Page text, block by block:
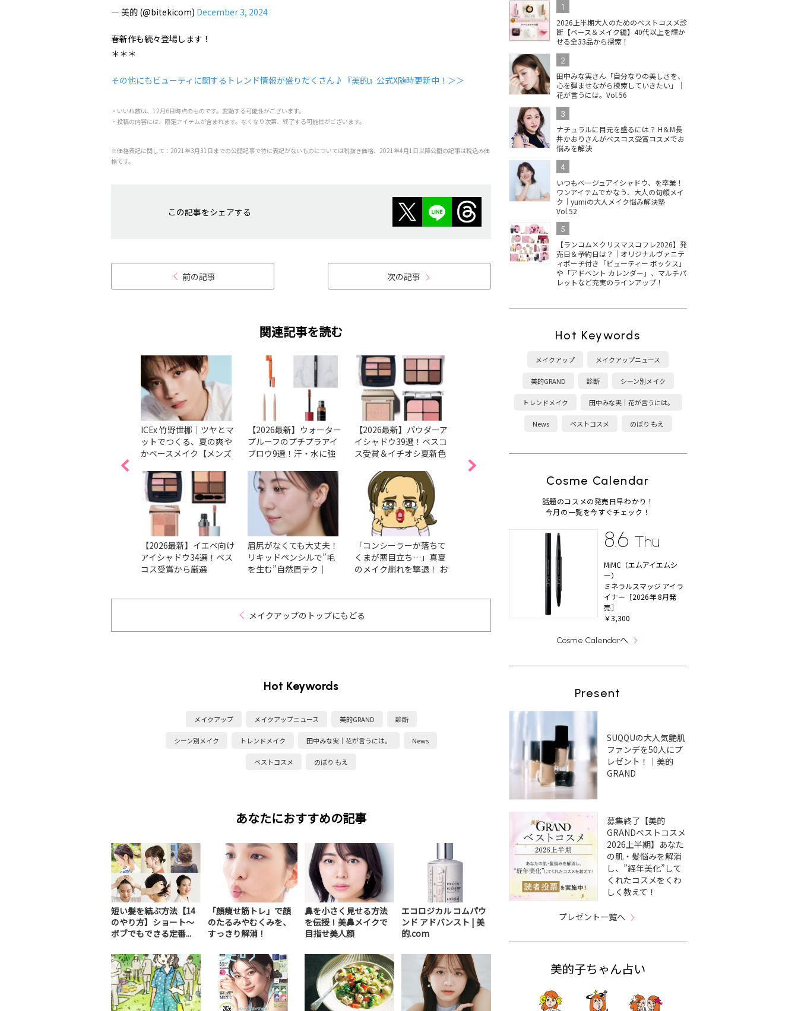
— 美的 (@bitekicom) December 3, 2024
春新作も続々登場します！
＊＊＊
その他にもビューティに関するトレンド情報が盛りだくさん♪『美的』公式X随時更新中！＞＞
・いいね数は、12月6日時点のものです。変動する可能性がございます。
・投稿の内容には、限定アイテムが含まれます。なくなり次第、終了する可能性がございます。
※価格表記に関して：2021年3月31日までの公開記事で特に表記がないものについては税抜き価格、2021年4月1日以降公開の記事は税込み価
格です。
この記事をシェアする
前の記事 次の記事
関連記事を読む
ICEx 竹野世梛｜ツヤとマ
ットでつくる、夏の爽や
かベースメイク【メンズ
【2026最新】イエベ向け
アイシャドウ34選！ベス
コス受賞から厳選
【2026最新】ウォーター
プルーフのプチプラアイ
ブロウ9選！汗・水に強
眉尻がなくても大丈夫！
リキッドペンシルで”毛
を生む”自然眉テク｜
【2026最新】パウダーア
イシャドウ39選！ベスコ
ス受賞＆イチオシ夏新色
「コンシーラーが落ちて
くまが悪目立ち…」真夏
のメイク崩れを撃退！ お
美容賢者が選ぶ2026美的
化ベスコス【ベースメイ
ク部門】この春夏のベー
スメイクの最適解が今こ
ク」おすすめアイテム＆
夏デートにぴったり♡ お
れる薄フォギー肌の作り
が提案
【2026最新】ブルべ向け
選！ベスコスから厳選
スコス受賞＆秋新色から
ALL2,200円以下の人気お
すすめ
メイクアップのトップにもどる
Hot Keywords
メイクアップ メイクアップニュース 美的GRAND 診断
シーン別メイク トレンドメイク 田中みな実｜花が言うには。 News
ベストコスメ のぼり もえ
あなたにおすすめの記事
短い髪を結ぶ方法【14
のやり方】ショート～
ボブでもできる定番...
「顔痩せ筋トレ」で顔
のたるみやむくみを、
すっきり解消！
鼻を小さく見せる方法
を伝授！美鼻メイクで
目指せ美人顔
エコロジカル コムパウ
ンド アドバンスト | 美
的.com
1
2026上半期大人のためのベストコスメ診
断【ベース＆メイク編】40代以上を輝か
せる全33品から探索！
2
田中みな実さん「自分なりの美しさを、
心を弾ませながら模索していきたい」｜
花が言うには。Vol.56
3
ナチュラルに目元を盛るには？ H＆M長
井かおりさんがベスコス受賞コスメでお
悩みを解決
4
いつもベージュアイシャドウ、を卒業！
ワンアイテムでかなう、大人の旬顔メイ
ク｜yumiの大人メイク悩み解決塾
Vol.52
5
【ランコム×クリスマスコフレ2026】発
売日＆予約日は？｜オリジナルヴァニテ
ィポーチ付き「ビューティー ボックス」
や「アドベント カレンダー」、マルチパ
レットなど充実のラインアップ！
Hot Keywords
メイクアップ メイクアップニュース
美的GRAND 診断 シーン別メイク
トレンドメイク 田中みな実｜花が言うには。
News ベストコスメ のぼり もえ
Cosme Calendar
話題のコスメの発売日早わかり！
今月の一覧を今すぐチェック！
8.6 Thu
MiMC（エムアイエムシ
ー）
ミネラルスマッジ アイラ
イナー［2026年 8月発
売］
￥3,300
Cosme Calendarへ
Present
SUQQUの大人気艶肌
ファンデを50人にプ
レゼント！｜美的
GRAND
募集終了【美的
GRANDベストコスメ
2026上半期】あなた
の肌・髪悩みを解消
し、”経年美化”して
くれたコスメをくわ
しく教えて！
プレゼント一覧へ
美的子ちゃん占い